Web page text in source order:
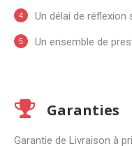
Un délai de
Un ensemble de
Garanties
Garantie de Livraison à